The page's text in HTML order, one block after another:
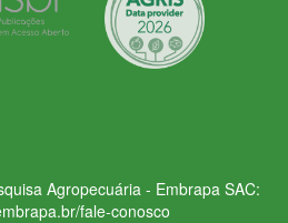
Agropecuária - Embrapa SAC:
fale-conosco